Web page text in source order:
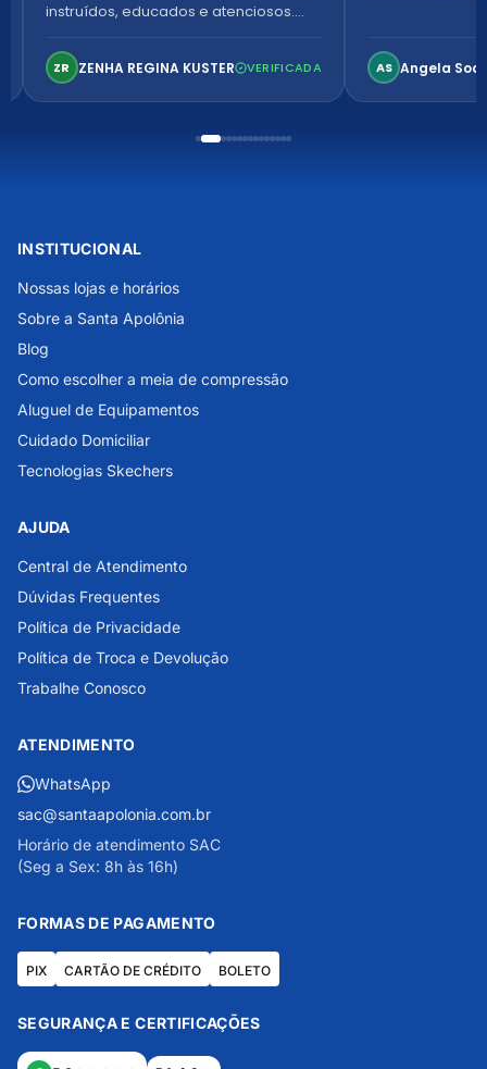
instruídos, educados e atenciosos.
confortável. Perfeito!
ZR ZENHA REGINA KUSTER VERIFICADA AS Angela
INSTITUCIONAL
Nossas lojas e horários
Sobre a Santa Apolônia
Blog
Como escolher a meia de compressão
Aluguel de Equipamentos
Cuidado Domiciliar
Tecnologias Skechers
AJUDA
Central de Atendimento
Dúvidas Frequentes
Política de Privacidade
Política de Troca e Devolução
Trabalhe Conosco
ATENDIMENTO
WhatsApp
sac@santaapolonia.com.br
Horário de atendimento SAC
(Seg a Sex: 8h às 16h)
FORMAS DE PAGAMENTO
PIX CARTÃO DE CRÉDITO BOLETO
SEGURANÇA E CERTIFICAÇÕES